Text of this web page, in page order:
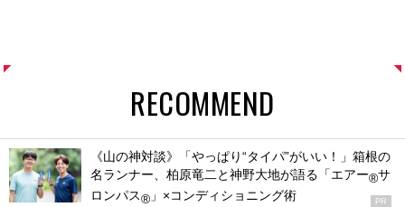
RECOMMEND
《山の神対談》「やっぱり“タイパ”がいい！」箱根の
名ランナー、柏原竜二と神野大地が語る「エアー®サ
ロンパス® 」×コンディショニング術 PR